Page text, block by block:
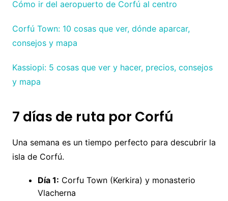
Cómo ir del aeropuerto de Corfú al centro
Corfú Town: 10 cosas que ver, dónde aparcar,
consejos y mapa
Kassiopi: 5 cosas que ver y hacer, precios, consejos
y mapa
7 días de ruta por Corfú
Una semana es un tiempo perfecto para descubrir la
isla de Corfú.
Día 1: Corfu Town (Kerkira) y monasterio
Vlacherna